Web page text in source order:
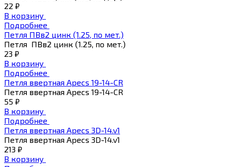
22 ₽
В корзину
Подробнее
Петля ПВв2 цинк (1.25, по мет.)
Петля ПВв2 цинк (1.25, по мет.)
23 ₽
В корзину
Подробнее
Петля ввертная Apecs 19-14-СR
Петля ввертная Apecs 19-14-СR
55 ₽
В корзину
Подробнее
Петля ввертная Apecs 3D-14.v1
Петля ввертная Apecs 3D-14.v1
213 ₽
В корзину